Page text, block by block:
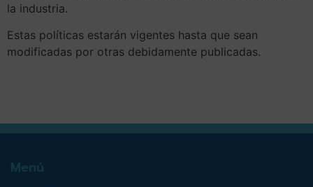
la industria.
Estas políticas estarán vigentes hasta que sean
modificadas por otras debidamente publicadas.
Menú